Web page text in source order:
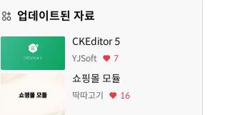
업데이트된 자료
CKEditor 5
YJSoft 7
쇼핑몰 모듈
딱따고기 16